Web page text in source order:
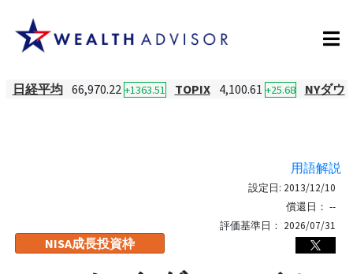
日経平均 66,970.22 +1363.51 TOPIX 4,100.61 +25.68 NYダウ
用語解説
NISA成長投資枠
設定日: 2013/12/10
償還日： --
評価基準日： 2026/07/31